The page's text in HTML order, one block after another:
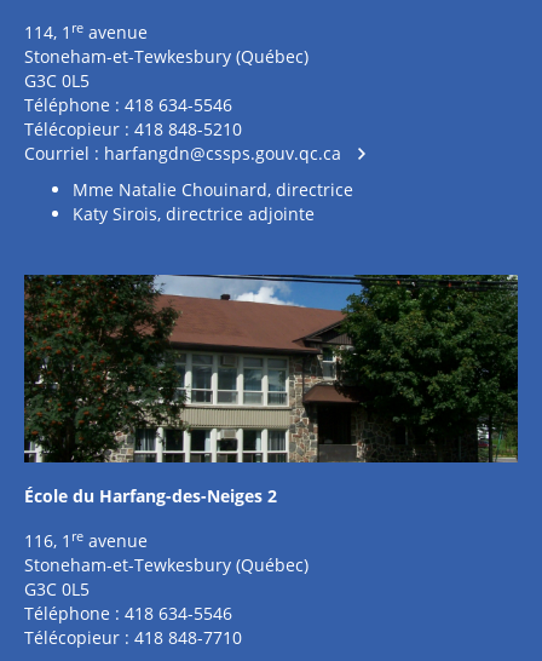
114, 1 re avenue
Stoneham-et-Tewkesbury (Québec)
G3C 0L5
Téléphone : 418 634-5546
Télécopieur : 418 848-5210
Courriel : harfangdn@cssps.gouv.qc.ca
Mme Natalie Chouinard, directrice
Katy Sirois, directrice adjointe
École du Harfang-des-Neiges 2
116, 1 re avenue
Stoneham-et-Tewkesbury (Québec)
G3C 0L5
Téléphone : 418 634-5546
Télécopieur : 418 848-7710